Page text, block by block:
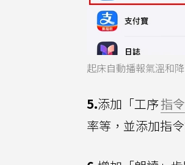
起床自動播報氣溫和
5.添加「工序指令
率等，並添加指